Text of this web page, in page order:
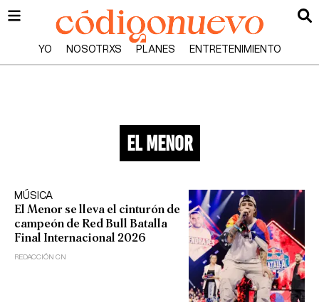
YO NOSOTRXS PLANES ENTRETENIMIENTO
el menor
MÚSICA
El Menor se lleva el cinturón de
campeón de Red Bull Batalla
Final Internacional 2026
REDACCIÓN CN